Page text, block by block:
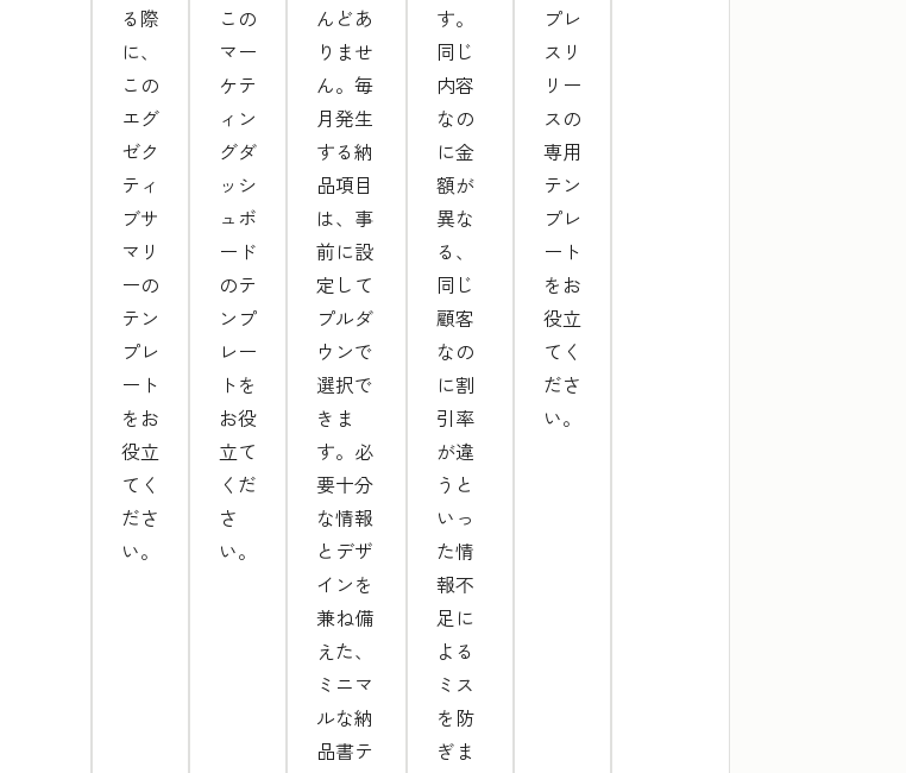
る際
に、
この
エグ
ゼク
ティ
ブサ
マリ
ーの
テン
プレ
ート
をお
役立
てく
ださ
い。
この
マー
ケテ
ィン
グダ
ッシ
ュボ
ード
のテ
ンプ
レー
トを
お役
立て
くだ
さ
い。
んどあ
りませ
ん。毎
月発生
する納
品項目
は、事
前に設
定して
プルダ
ウンで
選択で
きま
す。必
要十分
な情報
とデザ
インを
兼ね備
えた、
ミニマ
ルな納
品書テ
す。
同じ
内容
なの
に金
額が
異な
る、
同じ
顧客
なの
に割
引率
が違
うと
いっ
た情
報不
足に
よる
ミス
を防
ぎま
プレ
スリ
リー
スの
専用
テン
プレ
ート
をお
役立
てく
ださ
い。